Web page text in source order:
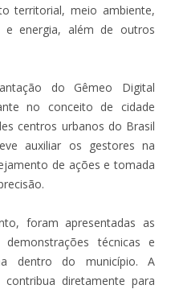
territorial, meio ambiente,
energia, além de outros
do Gêmeo Digital
no conceito de cidade
centros urbanos do Brasil
auxiliar os gestores na
de ações e tomada
foram apresentadas as
técnicas e
dentro do município. A
diretamente para